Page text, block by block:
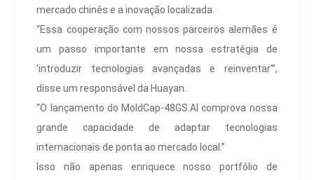
mercado chinês e a inovação localizada.
“Essa cooperação com nossos parceiros alemães é
um passo importante em nossa estratégia de
'introduzir tecnologias avançadas e reinventar'”,
disse um responsável da Huayan.
“O lançamento do MoldCap-48GS.AI comprova nossa
grande capacidade de adaptar tecnologias
internacionais de ponta ao mercado local.”
Isso não apenas enriquece nosso portfólio de